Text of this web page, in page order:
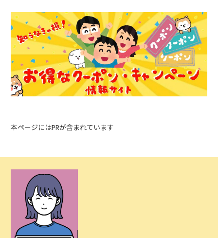
本ページにはPRが含まれています